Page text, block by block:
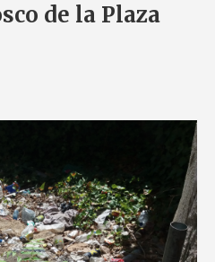
de la Plaza